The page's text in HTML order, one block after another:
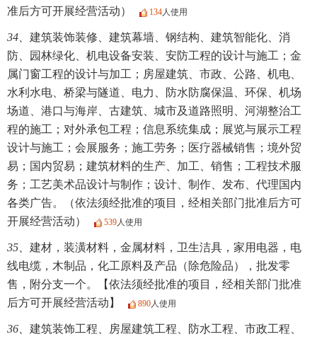
准后方可开展经营活动）
134人使用
34、 建筑装饰装修、建筑幕墙、钢结构、建筑智能化、消
防、园林绿化、机电设备安装、安防工程的设计与施工；金
属门窗工程的设计与加工；房屋建筑、市政、公路、机电、
水利水电、桥梁与隧道、电力、防水防腐保温、环保、机场
场道、港口与海岸、古建筑、城市及道路照明、河湖整治工
程的施工；对外承包工程；信息系统集成；展览与展示工程
设计与施工；会展服务；施工劳务；医疗器械销售；境外贸
易；国内贸易；建筑材料的生产、加工、销售；工程技术服
务；工艺美术品设计与制作；设计、制作、发布、代理国内
各类广告。（依法须经批准的项目，经相关部门批准后方可
开展经营活动）
539人使用
35、 建材，装潢材料，金属材料，卫生洁具，家用电器，电
线电缆，木制品，化工原料及产品（除危险品），批发零
售，附分支一个。【依法须经批准的项目，经相关部门批准
后方可开展经营活动】
890人使用
36、 建筑装饰工程、房屋建筑工程、防水工程、市政工程、